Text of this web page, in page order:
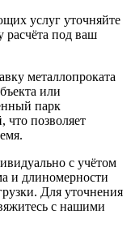
услуг уточняйте
под ваш
металлопроката
или
парк
позволяет
с учётом
и длиномерности
Для уточнения
с нашими